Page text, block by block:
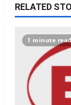
i
RELATED
1 minute